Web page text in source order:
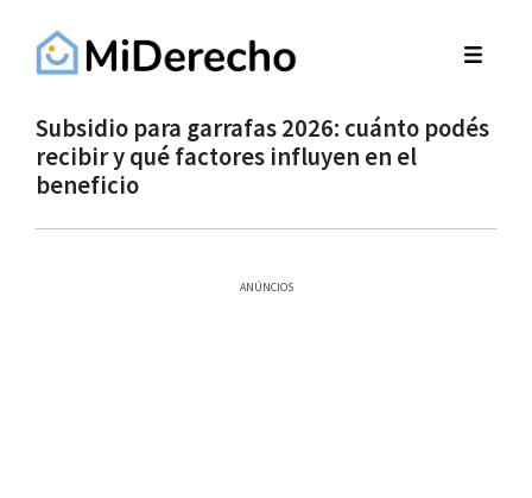
Subsidio para garrafas 2026: cuánto podés
recibir y qué factores influyen en el
beneficio
ANÚNCIOS